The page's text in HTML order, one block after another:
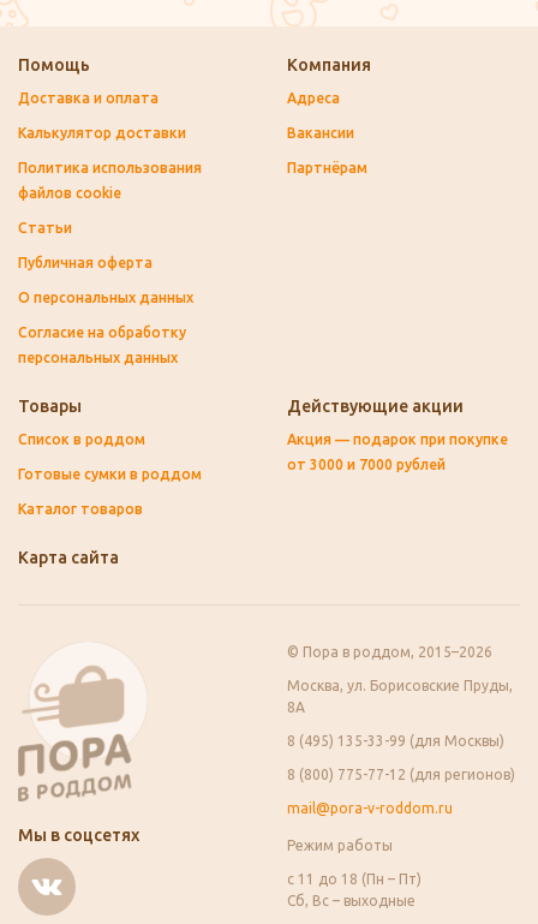
Помощь
Доставка и оплата
Калькулятор доставки
Политика использования
файлов cookie
Статьи
Публичная оферта
О персональных данных
Согласие на обработку
персональных данных
Компания
Адреса
Вакансии
Партнёрам
Товары
Список в роддом
Готовые сумки в роддом
Каталог товаров
Действующие акции
Акция — подарок при покупке
от 3000 и 7000 рублей
Карта сайта
Мы в соцсетях
© Пора в роддом, 2015–2026
Москва, ул. Борисовские Пруды,
8А
8 (495) 135-33-99 (для Москвы)
8 (800) 775-77-12 (для регионов)
mail@pora-v-roddom.ru
Режим работы
с 11 до 18 (Пн – Пт)
Сб, Вс – выходные